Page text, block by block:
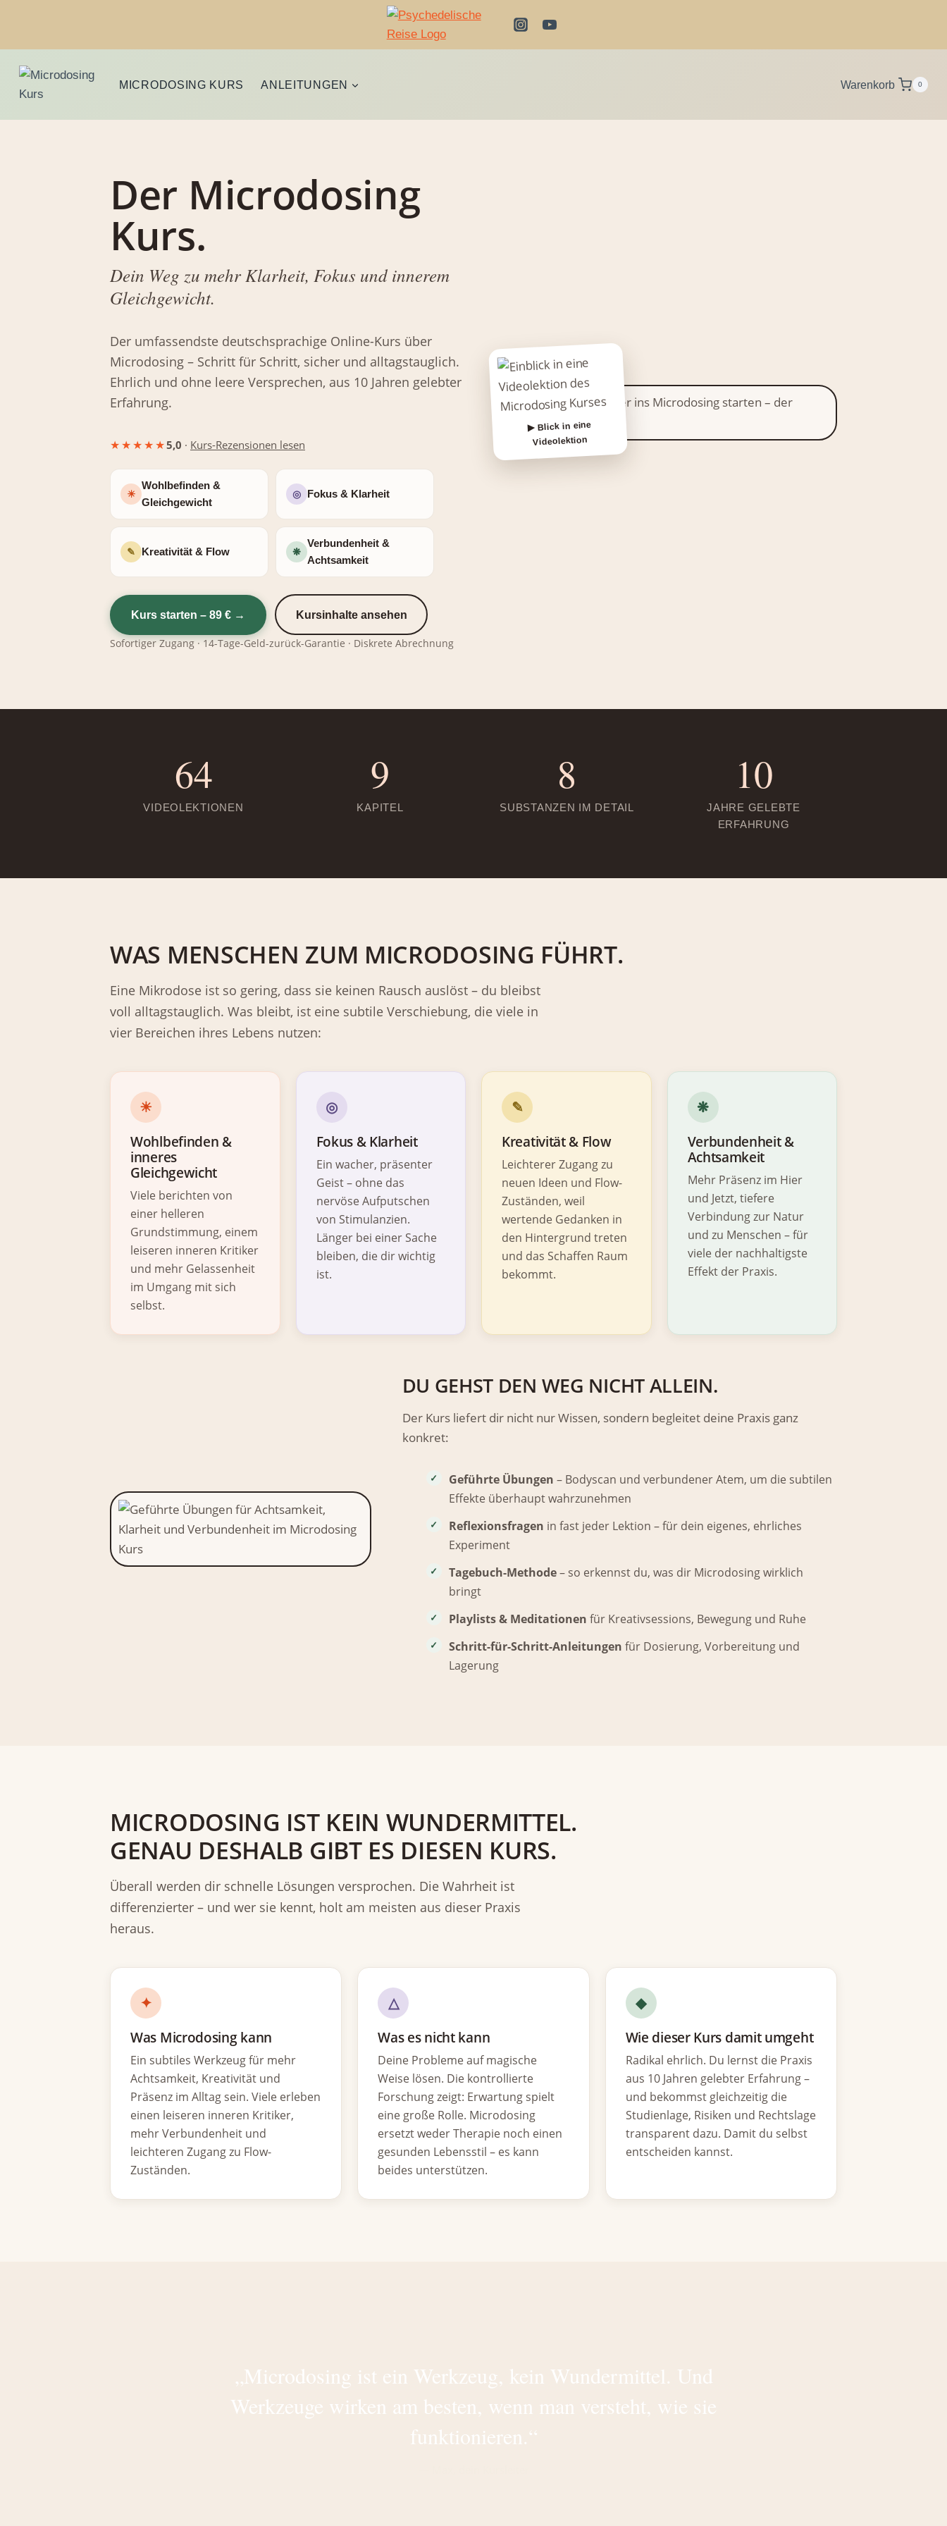
springen
MICRODOSING KURS ANLEITUNGEN Warenkorb 0
Der Microdosing
Kurs.
Dein Weg zu mehr Klarheit, Fokus und innerem
Gleichgewicht.
Der umfassendste deutschsprachige Online-Kurs über
Microdosing – Schritt für Schritt, sicher und alltagstauglich.
Ehrlich und ohne leere Versprechen, aus 10 Jahren gelebter
Erfahrung.
★★★★★5,0 · Kurs-Rezensionen lesen
☀
Wohlbefinden &
Gleichgewicht
◎ Fokus & Klarheit
✎ Kreativität & Flow ❋
Verbundenheit &
Achtsamkeit
Kurs starten – 89 € → Kursinhalte ansehen
Sofortiger Zugang · 14-Tage-Geld-zurück-Garantie · Diskrete Abrechnung
▶ Blick in eine
Videolektion
64
VIDEOLEKTIONEN
9
KAPITEL
8
SUBSTANZEN IM DETAIL
10
JAHRE GELEBTE
ERFAHRUNG
WAS MENSCHEN ZUM MICRODOSING FÜHRT.
Eine Mikrodose ist so gering, dass sie keinen Rausch auslöst – du bleibst
voll alltagstauglich. Was bleibt, ist eine subtile Verschiebung, die viele in
vier Bereichen ihres Lebens nutzen:
☀
Wohlbefinden &
inneres
Gleichgewicht
Viele berichten von
einer helleren
Grundstimmung, einem
leiseren inneren Kritiker
und mehr Gelassenheit
im Umgang mit sich
selbst.
◎
Fokus & Klarheit
Ein wacher, präsenter
Geist – ohne das
nervöse Aufputschen
von Stimulanzien.
Länger bei einer Sache
bleiben, die dir wichtig
ist.
✎
Kreativität & Flow
Leichterer Zugang zu
neuen Ideen und Flow-
Zuständen, weil
wertende Gedanken in
den Hintergrund treten
und das Schaffen Raum
bekommt.
❋
Verbundenheit &
Achtsamkeit
Mehr Präsenz im Hier
und Jetzt, tiefere
Verbindung zur Natur
und zu Menschen – für
viele der nachhaltigste
Effekt der Praxis.
DU GEHST DEN WEG NICHT ALLEIN.
Der Kurs liefert dir nicht nur Wissen, sondern begleitet deine Praxis ganz
konkret:
Geführte Übungen – Bodyscan und verbundener Atem, um die subtilen
Effekte überhaupt wahrzunehmen
Reflexionsfragen in fast jeder Lektion – für dein eigenes, ehrliches
Experiment
Tagebuch-Methode– so erkennst du, was dir Microdosing wirklich
bringt
Playlists & Meditationen für Kreativsessions, Bewegung und Ruhe
Schritt-für-Schritt-Anleitungen für Dosierung, Vorbereitung und
Lagerung
MICRODOSING IST KEIN WUNDERMITTEL.
GENAU DESHALB GIBT ES DIESEN KURS.
Überall werden dir schnelle Lösungen versprochen. Die Wahrheit ist
differenzierter – und wer sie kennt, holt am meisten aus dieser Praxis
heraus.
✦
Was Microdosing kann
Ein subtiles Werkzeug für mehr
Achtsamkeit, Kreativität und
Präsenz im Alltag sein. Viele erleben
einen leiseren inneren Kritiker,
mehr Verbundenheit und
leichteren Zugang zu Flow-
Zuständen.
△
Was es nicht kann
Deine Probleme auf magische
Weise lösen. Die kontrollierte
Forschung zeigt: Erwartung spielt
eine große Rolle. Microdosing
ersetzt weder Therapie noch einen
gesunden Lebensstil – es kann
beides unterstützen.
◆
Wie dieser Kurs damit umgeht
Radikal ehrlich. Du lernst die Praxis
aus 10 Jahren gelebter Erfahrung –
und bekommst gleichzeitig die
Studienlage, Risiken und Rechtslage
transparent dazu. Damit du selbst
entscheiden kannst.
„Microdosing ist ein Werkzeug, kein Wundermittel. Und
Werkzeuge wirken am besten, wenn man versteht, wie sie
funktionieren.“